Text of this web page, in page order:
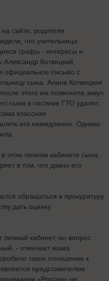
сайте, родители
что учительница
графы - интересы и
Котвицкий,
официальное письмо с
сына. Алина Котвицкая
этого им позвонила завуч
сына в системе ГТО удалят.
классная
его немедленно. Однако
личном кабинете сына,
в том, что давно его
обращаться в прокуратуру
дать оценку
кабинет, но вопрос
- отмечает мама
такое отношение к
представителем
«Россия» не